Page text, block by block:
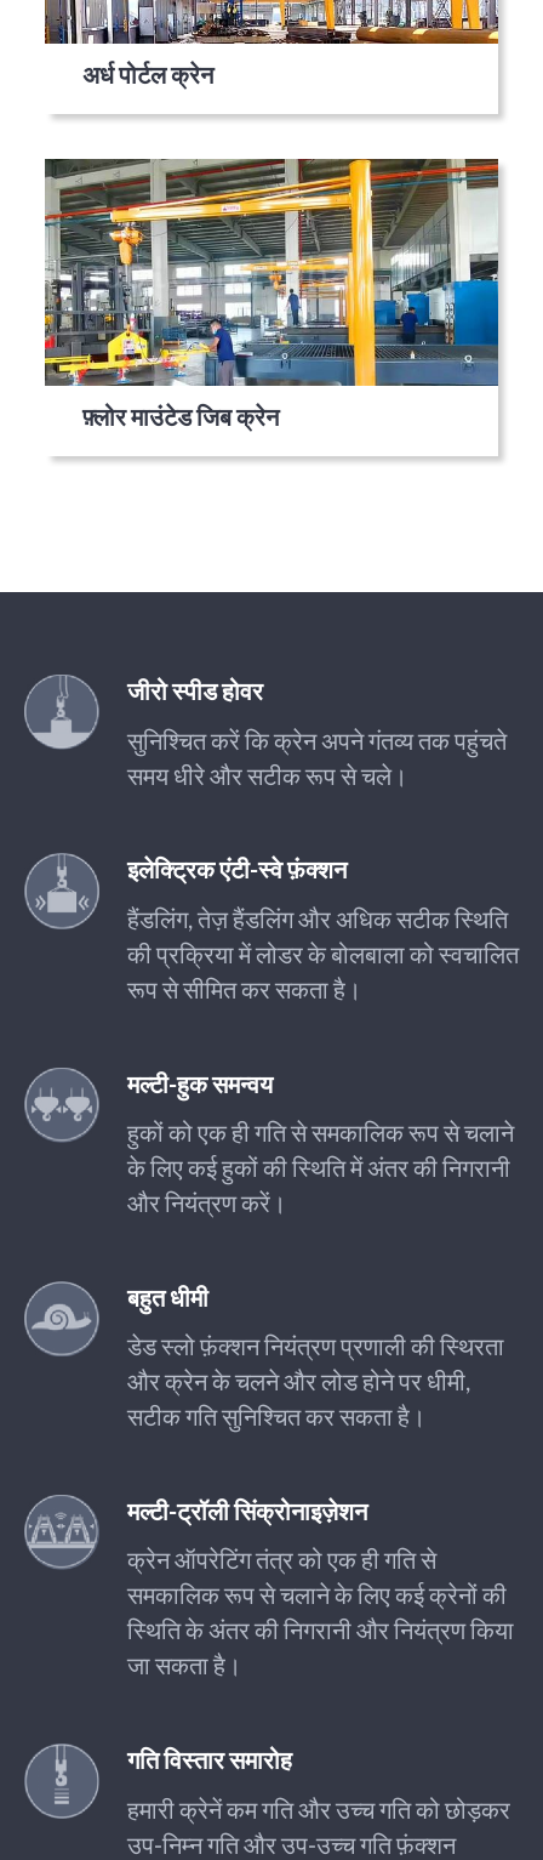
अर्ध पोर्टल क्रेन
फ़्लोर माउंटेड जिब क्रेन
जीरो स्पीड होवर
सुनिश्चित करें कि क्रेन अपने गंतव्य तक पहुंचते
समय धीरे और सटीक रूप से चले।
इलेक्ट्रिक एंटी-स्वे फ़ंक्शन
हैंडलिंग, तेज़ हैंडलिंग और अधिक सटीक स्थिति
की प्रक्रिया में लोडर के बोलबाला को स्वचालित
रूप से सीमित कर सकता है।
मल्टी-हुक समन्वय
हुकों को एक ही गति से समकालिक रूप से चलाने
के लिए कई हुकों की स्थिति में अंतर की निगरानी
और नियंत्रण करें।
बहुत धीमी
डेड स्लो फ़ंक्शन नियंत्रण प्रणाली की स्थिरता
और क्रेन के चलने और लोड होने पर धीमी,
सटीक गति सुनिश्चित कर सकता है।
मल्टी-ट्रॉली सिंक्रोनाइज़ेशन
क्रेन ऑपरेटिंग तंत्र को एक ही गति से
समकालिक रूप से चलाने के लिए कई क्रेनों की
स्थिति के अंतर की निगरानी और नियंत्रण किया
जा सकता है।
गति विस्तार समारोह
हमारी क्रेनें कम गति और उच्च गति को छोड़कर
उप-निम्न गति और उप-उच्च गति फ़ंक्शन